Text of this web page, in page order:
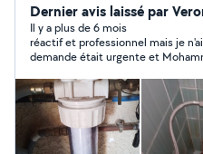
Dernier avis laissé par
Il y a plus de 6 mois
réactif et professionnel mais je
demande était urgente et